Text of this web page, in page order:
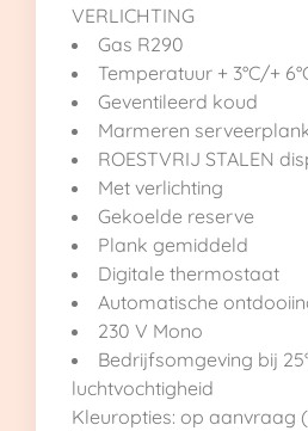
VERLICHTING
Gas R290
Temperatuur + 3°C/+
Geventileerd koud
Marmeren
ROESTVRIJ STALEN
Met verlichting
Gekoelde reserve
Plank gemiddeld
Digitale thermostaat
Automatische
230 V Mono
Bedrijfsomgeving bij
luchtvochtigheid
Kleuropties: op aanvraag